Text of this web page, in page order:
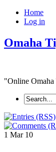
Home
Log in
Omaha
"Online
1 Mar 10